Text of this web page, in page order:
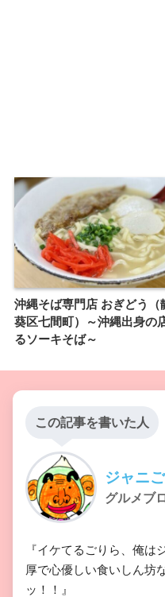
沖縄そば専門店 おぎどう（
葵区七間町）～沖縄出身の
るソーキそば～
この記事を書いた人
ジャニ
グルメブ
『イケてるごりら、俺は
厚で心優しい食いしん坊
ッ！！』